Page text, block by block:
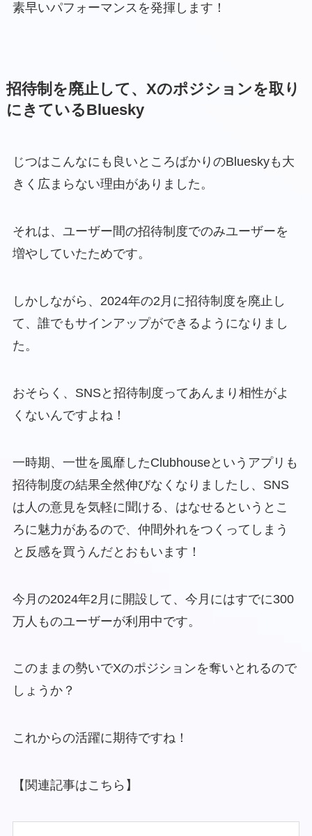
素早いパフォーマンスを発揮します！
招待制を廃止して、Xのポジションを取り
にきているBluesky
じつはこんなにも良いところばかりのBlueskyも大
きく広まらない理由がありました。
それは、ユーザー間の招待制度でのみユーザーを
増やしていたためです。
しかしながら、2024年の2月に招待制度を廃止し
て、誰でもサインアップができるようになりまし
た。
おそらく、SNSと招待制度ってあんまり相性がよ
くないんですよね！
一時期、一世を風靡したClubhouseというアプリも
招待制度の結果全然伸びなくなりましたし、SNS
は人の意見を気軽に聞ける、はなせるというとこ
ろに魅力があるので、仲間外れをつくってしまう
と反感を買うんだとおもいます！
今月の2024年2月に開設して、今月にはすでに300
万人ものユーザーが利用中です。
このままの勢いでXのポジションを奪いとれるので
しょうか？
これからの活躍に期待ですね！
【関連記事はこちら】